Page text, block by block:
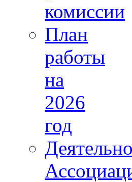
комиссии
План
работы
на
2026
год